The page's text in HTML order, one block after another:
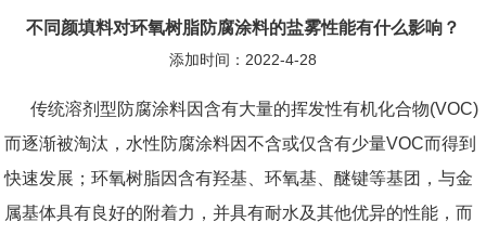
不同颜填料对环氧树脂防腐涂料的盐雾性能有什么影响？
添加时间：2022-4-28
传统溶剂型防腐涂料因含有大量的挥发性有机化合物(VOC)
而逐渐被淘汰，水性防腐涂料因不含或仅含有少量VOC而得到
快速发展；环氧树脂因含有羟基、环氧基、醚键等基团，与金
属基体具有良好的附着力，并具有耐水及其他优异的性能，而